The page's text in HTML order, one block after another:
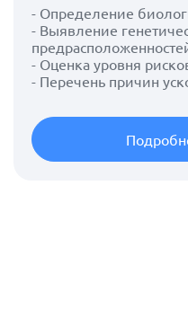
- Определение
- Выявление
- Оценка уровня
- Перечень причин